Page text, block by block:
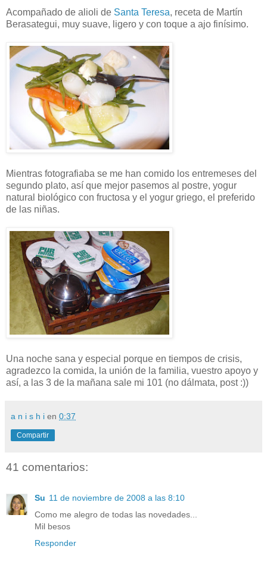
Acompañado de alioli de Santa Teresa, receta de Martín
Berasategui, muy suave, ligero y con toque a ajo finísimo.
Mientras fotografiaba se me han comido los entremeses del
segundo plato, así que mejor pasemos al postre, yogur
natural biológico con fructosa y el yogur griego, el preferido
de las niñas.
Una noche sana y especial porque en tiempos de crisis,
agradezco la comida, la unión de la familia, vuestro apoyo y
así, a las 3 de la mañana sale mi 101 (no dálmata, post :))
a n i s h i en 0:37
Compartir
41 comentarios:
Su 11 de noviembre de 2008 a las 8:10
Como me alegro de todas las novedades...
Mil besos
Responder